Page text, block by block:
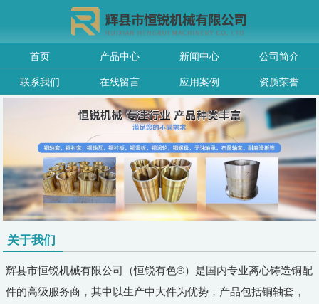
首页 产品中心 新闻中心
公司简介
联系我们
在线留言 应用案例 资质荣誉
关于我们
辉县市恒锐机械有限公司（恒锐有色®）是国内专业离心铸造铜配
件的高级服务商，其中以生产中大件为优势，产品包括铜轴套，